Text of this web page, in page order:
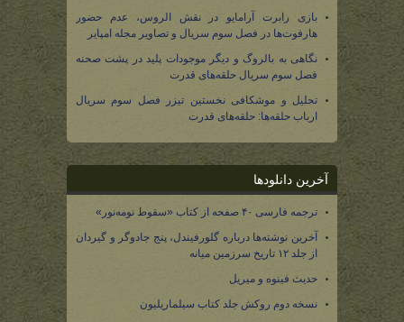
بازی رابرت آرامایو در نقش الروس، عدم حضور
هارفوت‌ها در فصل سوم سریال و تصاویر مجله امپایر
نگاهی به بالروگ و دیگر موجودات پلید در پشت صحنه
فصل سوم سریال حلقه‌های قدرت
تحلیل و موشکافی نخستین تیزر فصل سوم سریال
ارباب حلقه‌ها: حلقه‌های قدرت
آخرین دانلودها
ترجمه فارسی ۴۰ صفحه از کتاب «سقوط نومه‌نور»
آخرین نوشته‌ها درباره گلورفیندل، پنج جادوگر و گیردان
از جلد ۱۲ تاریخ سرزمین میانه
حدیث فینوه و میریل
نسخه دوم روکش جلد کتاب سیلماریلیون